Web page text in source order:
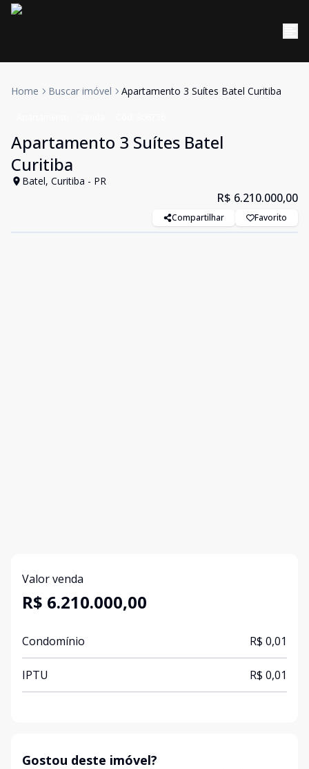
Home Buscar imóvel Apartamento 3 Suítes Batel Curitiba
Apartamento 3 Suítes Batel
Curitiba
Batel, Curitiba - PR
R$ 6.210.000,00
Compartilhar Favorito
Valor venda
R$ 6.210.000,00
Condomínio R$ 0,01
IPTU R$ 0,01
Gostou deste imóvel?